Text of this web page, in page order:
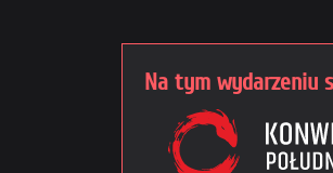
Na tym wydarzeniu